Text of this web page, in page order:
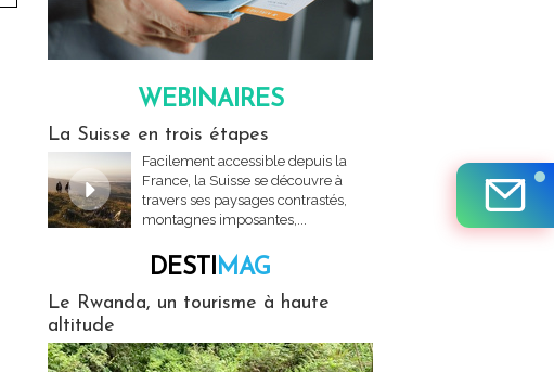
WEBINAIRES
La Suisse en trois étapes
Facilement accessible depuis la
France, la Suisse se découvre à
travers ses paysages contrastés,
montagnes imposantes,...
DESTIMAG
Le Rwanda, un tourisme à haute
altitude